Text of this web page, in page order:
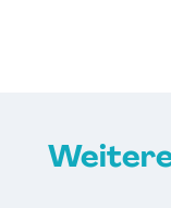
Geistiges